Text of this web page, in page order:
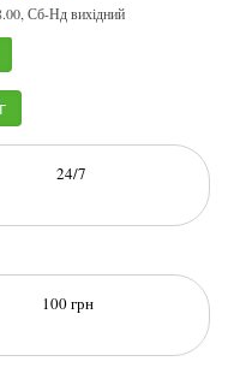
Сб-Нд вихідний
24/7
100 грн